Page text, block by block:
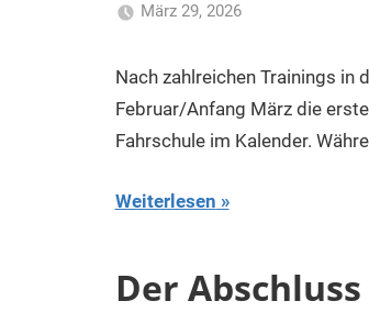
März 29, 2026
Kurk
Nach zahlreichen Trainings in
Februar/Anfang März die
Fahrschule im Kalender.
Weiterlesen
Der